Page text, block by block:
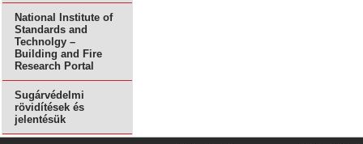
National Institute of
Standards and
Technolgy –
Building and Fire
Research Portal
Sugárvédelmi
rövidítések és
jelentésük